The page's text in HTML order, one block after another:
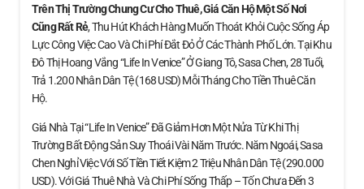
Trên Thị Trường Chung Cư Cho Thuê, Giá Căn HộMột Số Nơi
Cũng Rất Rẻ, Thu Hút Khách Hàng Muốn Thoát Khỏi Cuộc Sống Áp
Lực Công Việc Cao Và Chi Phí Đắt Đỏ Ở Các Thành Phố Lớn. Tại Khu
Đô Thị Hoang Vắng “Life In Venice” Ở Giang Tô, Sasa Chen, 28 Tuổi,
Trả 1.200 Nhân Dân Tệ (168 USD) Mỗi Tháng Cho Tiền Thuê Căn
Hộ.
Giá Nhà Tại “Life In Venice” Đã Giảm Hơn Một Nửa Từ Khi Thị
Trường Bất Động Sản Suy Thoái Vài Năm Trước. Năm Ngoái, Sasa
Chen Nghỉ Việc Với Số Tiền Tiết Kiệm 2 Triệu Nhân Dân Tệ (290.000
USD). Với Giá Thuê Nhà Và Chi Phí Sống Thấp – Tốn Chưa Đến 3